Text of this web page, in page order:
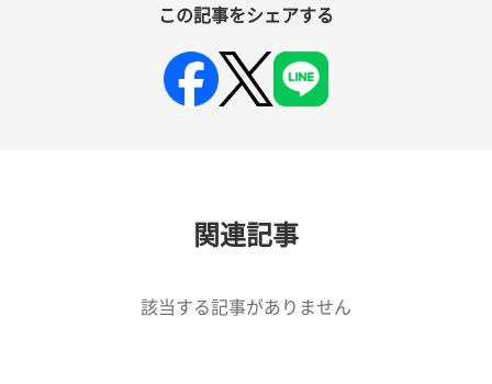
この記事をシェアする
関連記事
該当する記事がありません